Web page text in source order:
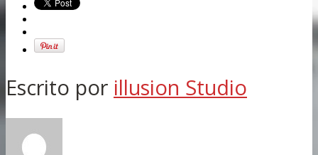
Escrito por illusion Studio